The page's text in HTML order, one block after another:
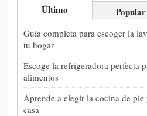
Último Popular
Guía completa para escoger la
tu hogar
Escoge la refrigeradora perfecta
alimentos
Aprende a elegir la cocina de pie
casa